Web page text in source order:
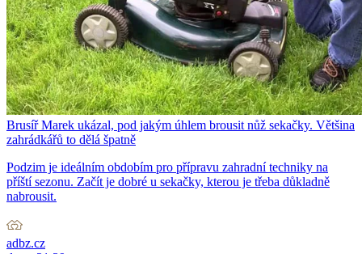
Brusíř Marek ukázal, pod jakým úhlem brousit nůž sekačky. Většina
zahrádkářů to dělá špatně
Podzim je ideálním obdobím pro přípravu zahradní techniky na
příští sezonu. Začít je dobré u sekačky, kterou je třeba důkladně
nabrousit.
adbz.cz